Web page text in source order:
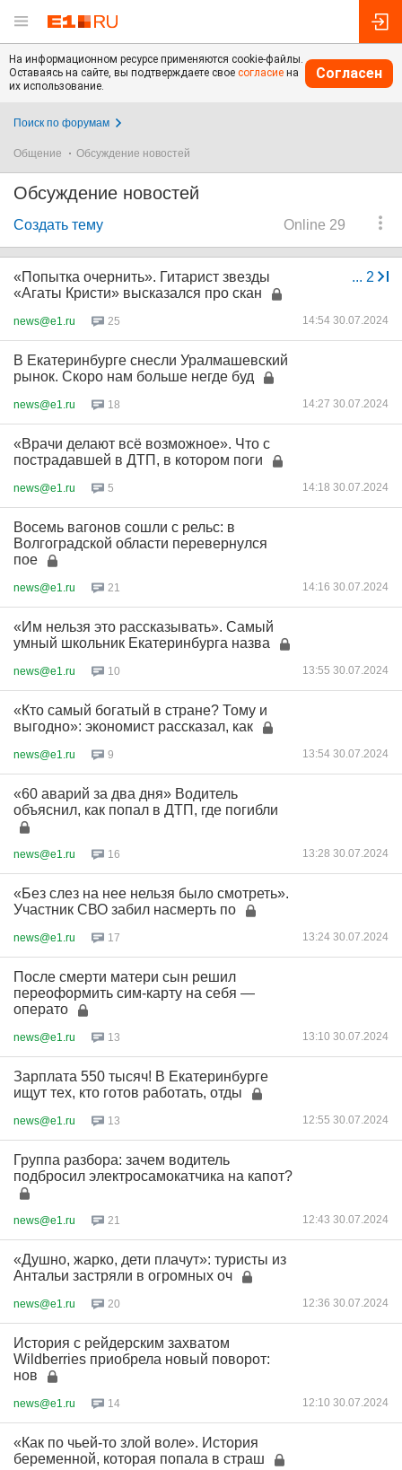
На информационном ресурсе применяются cookie-файлы.
Оставаясь на сайте, вы подтверждаете свое согласие на
их использование.
Согласен
Поиск по форумам
Общение Обсуждение новостей
Обсуждение новостей
Online 29
Создать тему
... 2
«Попытка очернить». Гитарист звезды
«Агаты Кристи» высказался про скан
news@e1.ru 25 14:54 30.07.2024
В Екатеринбурге снесли Уралмашевский
рынок. Скоро нам больше негде буд
news@e1.ru 18 14:27 30.07.2024
«Врачи делают всё возможное». Что с
пострадавшей в ДТП, в котором поги
news@e1.ru 5 14:18 30.07.2024
Восемь вагонов сошли с рельс: в
Волгоградской области перевернулся
пое
news@e1.ru 21 14:16 30.07.2024
«Им нельзя это рассказывать». Самый
умный школьник Екатеринбурга назва
news@e1.ru 10 13:55 30.07.2024
«Кто самый богатый в стране? Тому и
выгодно»: экономист рассказал, как
news@e1.ru 9 13:54 30.07.2024
«60 аварий за два дня» Водитель
объяснил, как попал в ДТП, где погибли
news@e1.ru 16 13:28 30.07.2024
«Без слез на нее нельзя было смотреть».
Участник СВО забил насмерть по
news@e1.ru 17 13:24 30.07.2024
После смерти матери сын решил
переоформить сим-карту на себя —
операто
news@e1.ru 13 13:10 30.07.2024
Зарплата 550 тысяч! В Екатеринбурге
ищут тех, кто готов работать, отды
news@e1.ru 13 12:55 30.07.2024
Группа разбора: зачем водитель
подбросил электросамокатчика на капот?
news@e1.ru 21 12:43 30.07.2024
«Душно, жарко, дети плачут»: туристы из
Антальи застряли в огромных оч
news@e1.ru 20 12:36 30.07.2024
История с рейдерским захватом
Wildberries приобрела новый поворот:
нов
news@e1.ru 14 12:10 30.07.2024
«Как по чьей-то злой воле». История
беременной, которая попала в страш